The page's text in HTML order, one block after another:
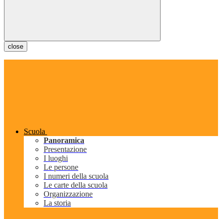
close
Scuola
Panoramica
Presentazione
I luoghi
Le persone
I numeri della scuola
Le carte della scuola
Organizzazione
La storia